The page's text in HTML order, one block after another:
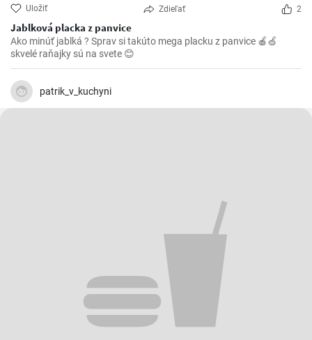
Uložiť Zdieľať 2
Jablková placka z panvice
Ako minúť jablká ? Sprav si takúto mega placku z panvice 🍎🍏
skvelé raňajky sú na svete 😊
patrik_v_kuchyni